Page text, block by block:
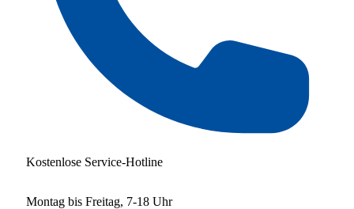
Kostenlose Service-Hotline
Montag bis Freitag, 7-18 Uhr